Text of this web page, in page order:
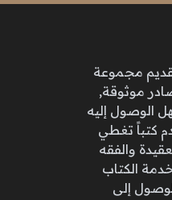
مجموعة
موثوقة,
الوصول إليه
كتباً تغطي
والفقه
الكتاب
إلى